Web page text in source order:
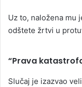
Uz to, naložena mu
odštete žrtvi u
“Prava
Slučaj je izazvao